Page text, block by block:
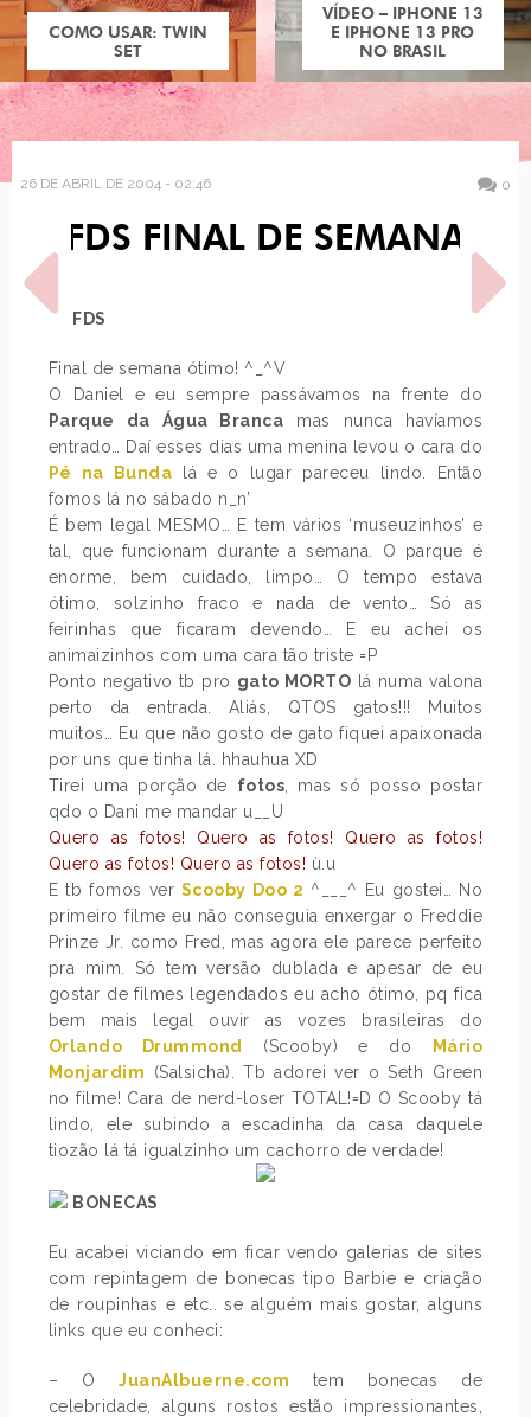
COMO USAR: TWIN
SET
VÍDEO – IPHONE 13
E IPHONE 13 PRO
NO BRASIL
26 DE ABRIL DE 2004 - 02:46 0
FDS FINAL DE SEMANA
FDS
Final de semana ótimo! ^_^V
O Daniel e eu sempre passávamos na frente do
Parque da Água Branca mas nunca havíamos
entrado… Daí esses dias uma menina levou o cara do
Pé na Bunda lá e o lugar pareceu lindo. Então
fomos lá no sábado n_n’
É bem legal MESMO… E tem vários ‘museuzinhos’ e
tal, que funcionam durante a semana. O parque é
enorme, bem cuidado, limpo… O tempo estava
ótimo, solzinho fraco e nada de vento… Só as
feirinhas que ficaram devendo… E eu achei os
animaizinhos com uma cara tão triste =P
Ponto negativo tb pro gato MORTO lá numa valona
perto da entrada. Aliás, QTOS gatos!!! Muitos
muitos… Eu que não gosto de gato fiquei apaixonada
por uns que tinha lá. hhauhua XD
Tirei uma porção de fotos , mas só posso postar
qdo o Dani me mandar u__U
Quero as fotos! Quero as fotos! Quero as fotos!
Quero as fotos! Quero as fotos! ù.u
E tb fomos ver Scooby Doo 2 ^___^ Eu gostei… No
primeiro filme eu não conseguia enxergar o Freddie
Prinze Jr. como Fred, mas agora ele parece perfeito
pra mim. Só tem versão dublada e apesar de eu
gostar de filmes legendados eu acho ótimo, pq fica
bem mais legal ouvir as vozes brasileiras do
Orlando Drummond
(Scooby) e do
Mário
Monjardim (Salsicha). Tb adorei ver o Seth Green
no filme! Cara de nerd-loser TOTAL!=D O Scooby tá
lindo, ele subindo a escadinha da casa daquele
tiozão lá tá igualzinho um cachorro de verdade!
BONECAS
Eu acabei viciando em ficar vendo galerias de sites
com repintagem de bonecas tipo Barbie e criação
de roupinhas e etc.. se alguém mais gostar, alguns
links que eu conheci:
– OJuanAlbuerne.com tem bonecas de
celebridade, alguns rostos estão impressionantes,
POST ANTERIOR
DICAS - TEM UM
PRÓXIMO POST
DESENHOS, FOTO SEM
ROSTO